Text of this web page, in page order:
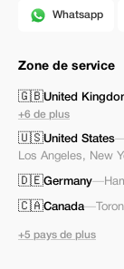
Whatsapp
Zone de service
🇬🇧United
+6 de plus
🇺🇸United States
Los Angeles, New
🇩🇪Germany—
🇨🇦Canada—
+5 pays de plus